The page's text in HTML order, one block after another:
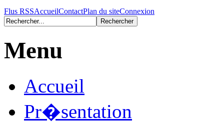
Flus RSSAccueilContactPlan du siteConnexion
Menu
Accueil
Pr�sentation